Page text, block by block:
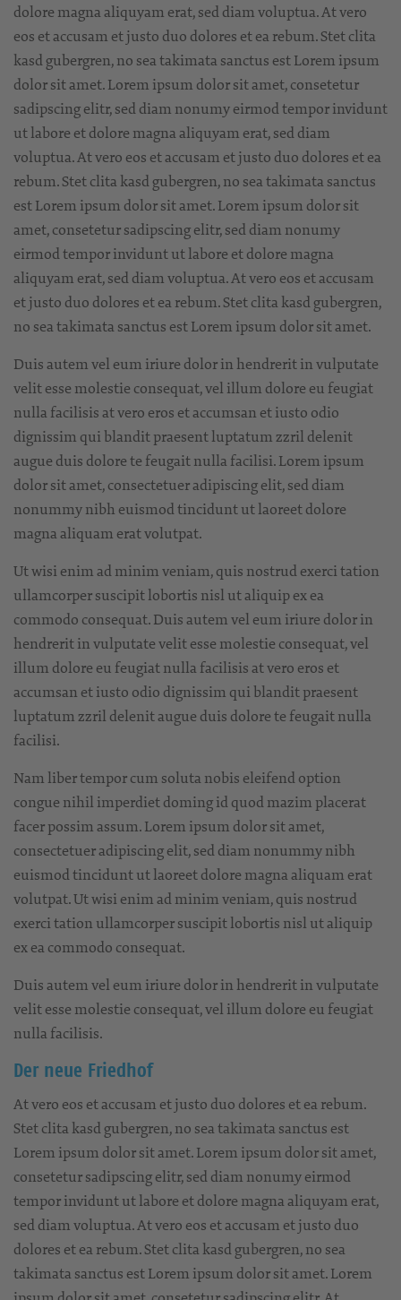
dolore magna aliquyam erat, sed diam voluptua. At vero
eos et accusam et justo duo dolores et ea rebum. Stet clita
kasd gubergren, no sea takimata sanctus est Lorem ipsum
dolor sit amet. Lorem ipsum dolor sit amet, consetetur
sadipscing elitr, sed diam nonumy eirmod tempor invidunt
ut labore et dolore magna aliquyam erat, sed diam
voluptua. At vero eos et accusam et justo duo dolores et ea
rebum. Stet clita kasd gubergren, no sea takimata sanctus
est Lorem ipsum dolor sit amet. Lorem ipsum dolor sit
amet, consetetur sadipscing elitr, sed diam nonumy
eirmod tempor invidunt ut labore et dolore magna
aliquyam erat, sed diam voluptua. At vero eos et accusam
et justo duo dolores et ea rebum. Stet clita kasd gubergren,
no sea takimata sanctus est Lorem ipsum dolor sit amet.
Duis autem vel eum iriure dolor in hendrerit in vulputate
velit esse molestie consequat, vel illum dolore eu feugiat
nulla facilisis at vero eros et accumsan et iusto odio
dignissim qui blandit praesent luptatum zzril delenit
augue duis dolore te feugait nulla facilisi. Lorem ipsum
dolor sit amet, consectetuer adipiscing elit, sed diam
nonummy nibh euismod tincidunt ut laoreet dolore
magna aliquam erat volutpat.
Ut wisi enim ad minim veniam, quis nostrud exerci tation
ullamcorper suscipit lobortis nisl ut aliquip ex ea
commodo consequat. Duis autem vel eum iriure dolor in
hendrerit in vulputate velit esse molestie consequat, vel
illum dolore eu feugiat nulla facilisis at vero eros et
accumsan et iusto odio dignissim qui blandit praesent
luptatum zzril delenit augue duis dolore te feugait nulla
facilisi.
Nam liber tempor cum soluta nobis eleifend option
congue nihil imperdiet doming id quod mazim placerat
facer possim assum. Lorem ipsum dolor sit amet,
consectetuer adipiscing elit, sed diam nonummy nibh
euismod tincidunt ut laoreet dolore magna aliquam erat
volutpat. Ut wisi enim ad minim veniam, quis nostrud
exerci tation ullamcorper suscipit lobortis nisl ut aliquip
ex ea commodo consequat.
Duis autem vel eum iriure dolor in hendrerit in vulputate
velit esse molestie consequat, vel illum dolore eu feugiat
nulla facilisis.
Der neue Friedhof
At vero eos et accusam et justo duo dolores et ea rebum.
Stet clita kasd gubergren, no sea takimata sanctus est
Lorem ipsum dolor sit amet. Lorem ipsum dolor sit amet,
consetetur sadipscing elitr, sed diam nonumy eirmod
tempor invidunt ut labore et dolore magna aliquyam erat,
sed diam voluptua. At vero eos et accusam et justo duo
dolores et ea rebum. Stet clita kasd gubergren, no sea
takimata sanctus est Lorem ipsum dolor sit amet. Lorem